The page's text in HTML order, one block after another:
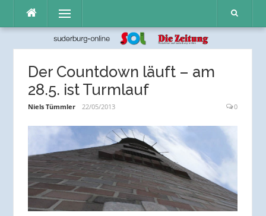
Inhalt
Menü
Der Countdown läuft – am
28.5. ist Turmlauf
Niels Tümmler 22/05/2013 0